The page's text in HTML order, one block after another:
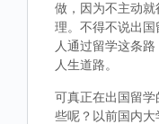
做，因为不主动
理。不得不说出
人通过留学这条
人生道路。
可真正在出国留
些呢？以前国内大